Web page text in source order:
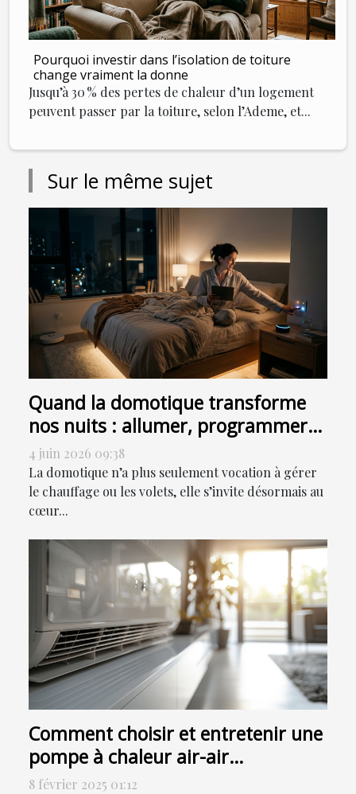
Pourquoi investir dans l’isolation de toiture
change vraiment la donne
Jusqu’à 30 % des pertes de chaleur d’un logement
peuvent passer par la toiture, selon l’Ademe, et...
Sur le même sujet
Quand la domotique transforme
nos nuits : allumer, programmer
ou sensoriser ?
4 juin 2026 09:38
La domotique n’a plus seulement vocation à gérer
le chauffage ou les volets, elle s’invite désormais au
cœur...
Comment choisir et entretenir une
pompe à chaleur air-air
efficacement
8 février 2025 01:12